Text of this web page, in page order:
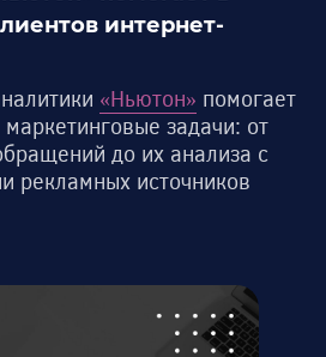
интернет-
«Ньютон» помогает
задачи: от
до их анализа с
рекламных источников